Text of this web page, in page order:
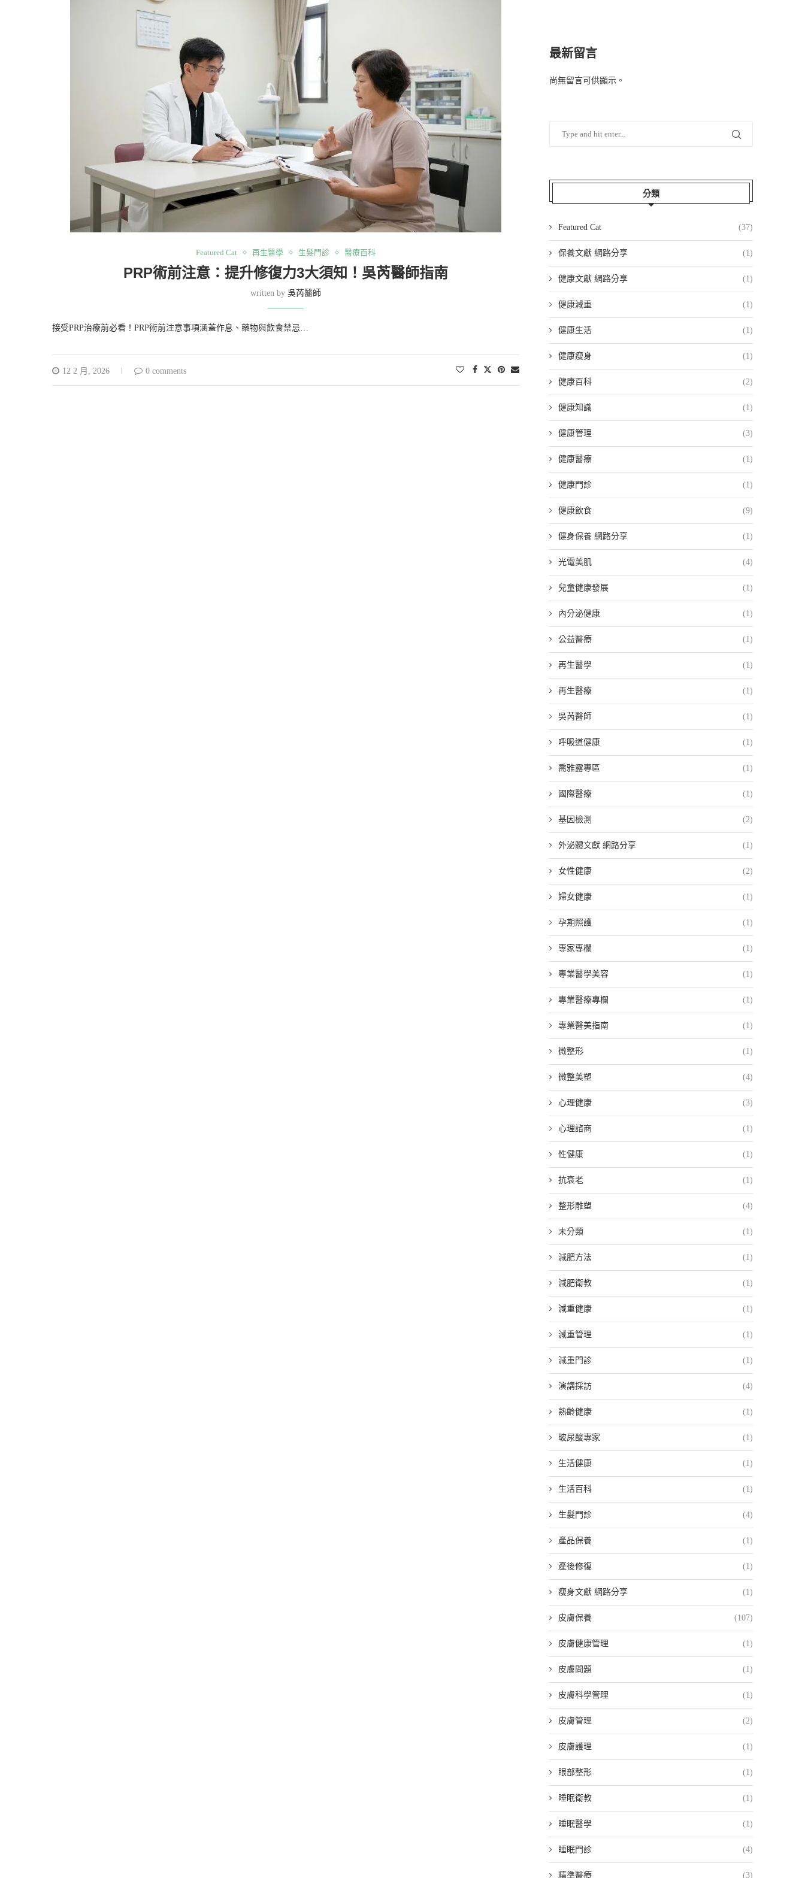
Featured Cat 再生醫學 生髮門診 醫療百科
PRP術前注意：提升修復力3大須知！吳芮醫師指南
written by 吳芮醫師
接受PRP治療前必看！PRP術前注意事項涵蓋作息、藥物與飲食禁忌…
12 2 月, 2026 0 comments
最新留言
尚無留言可供顯示。
分類
Featured Cat (37)
保養文獻 網路分享 (1)
健康文獻 網路分享 (1)
健康減重 (1)
健康生活 (1)
健康瘦身 (1)
健康百科 (2)
健康知識 (1)
健康管理 (3)
健康醫療 (1)
健康門診 (1)
健康飲食 (9)
健身保養 網路分享 (1)
光電美肌 (4)
兒童健康發展 (1)
內分泌健康 (1)
公益醫療 (1)
再生醫學 (1)
再生醫療 (1)
吳芮醫師 (1)
呼吸道健康 (1)
喬雅露專區 (1)
國際醫療 (1)
基因檢測 (2)
外泌體文獻 網路分享 (1)
女性健康 (2)
婦女健康 (1)
孕期照護 (1)
專家專欄 (1)
專業醫學美容 (1)
專業醫療專欄 (1)
專業醫美指南 (1)
微整形 (1)
微整美塑 (4)
心理健康 (3)
心理諮商 (1)
性健康 (1)
抗衰老 (1)
整形雕塑 (4)
未分類 (1)
減肥方法 (1)
減肥衛教 (1)
減重健康 (1)
減重管理 (1)
減重門診 (1)
演講採訪 (4)
熟齡健康 (1)
玻尿酸專家 (1)
生活健康 (1)
生活百科 (1)
生髮門診 (4)
產品保養 (1)
產後修復 (1)
瘦身文獻 網路分享 (1)
皮膚保養 (107)
皮膚健康管理 (1)
皮膚問題 (1)
皮膚科學管理 (1)
皮膚管理 (2)
皮膚護理 (1)
眼部整形 (1)
睡眠衛教 (1)
睡眠醫學 (1)
睡眠門診 (4)
精準醫療 (3)